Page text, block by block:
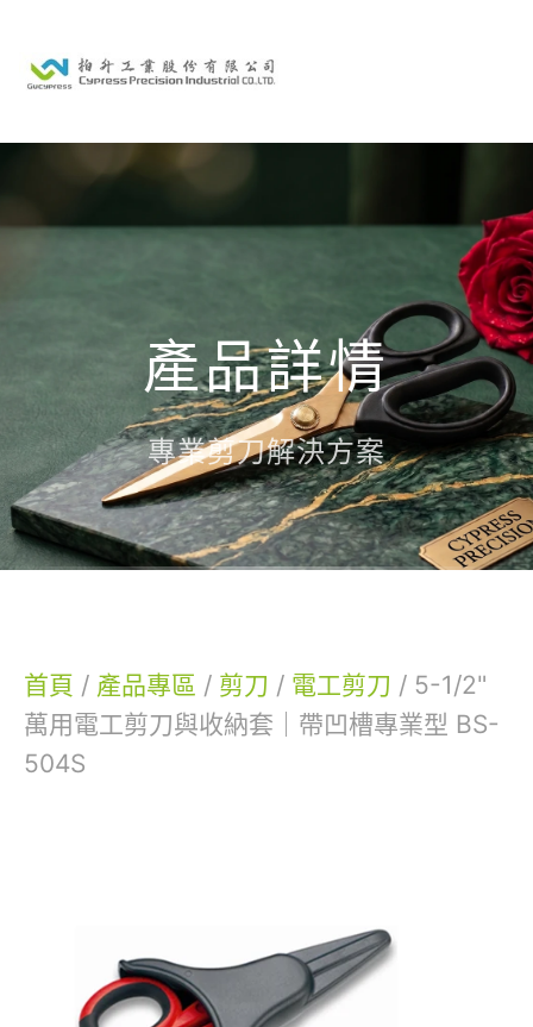
產品詳情
專業剪刀解決方案
首頁 / 產品專區 / 剪刀 / 電工剪刀 / 5-1/2"
萬用電工剪刀與收納套｜帶凹槽專業型 BS-
504S